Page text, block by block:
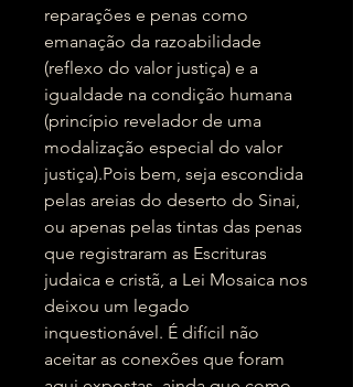
reparações e penas como
emanação da razoabilidade
(reflexo do valor justiça) e a
igualdade na condição humana
(princípio revelador de uma
modalização especial do valor
justiça).Pois bem, seja escondida
pelas areias do deserto do Sinai,
ou apenas pelas tintas das penas
que registraram as Escrituras
judaica e cristã, a Lei Mosaica nos
deixou um legado
inquestionável. É difícil não
aceitar as conexões que foram